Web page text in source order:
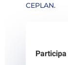
CEPLAN.